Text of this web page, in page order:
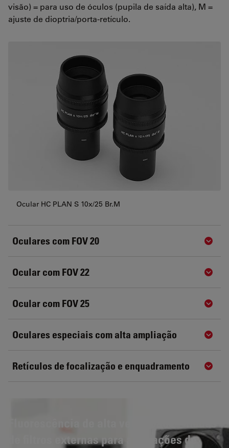
visão) = para uso de óculos (pupila de saída alta), M =
ajuste de dioptria/porta-retículo.
Ocular HC PLAN S 10x/25 Br.M
Oculares com FOV 20
Ocular com FOV 22
Ocular com FOV 25
Oculares especiais com alta ampliação
Retículos de focalização e enquadramento
de filtros externas para aplicações de